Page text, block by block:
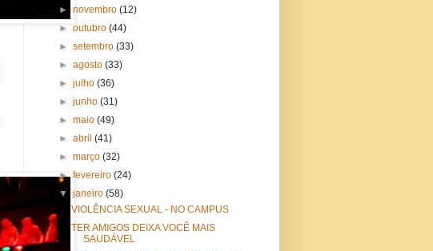
►novembro(12)
►outubro(44)
►setembro(33)
►agosto(33)
►julho(36)
►junho(31)
►maio(49)
►abril(41)
►março(32)
►fevereiro(24)
▼janeiro(58)
VIOLÊNCIA SEXUAL - NO CAMPUS
TER AMIGOS DEIXA VOCÊ MAIS
SAUDÁVEL